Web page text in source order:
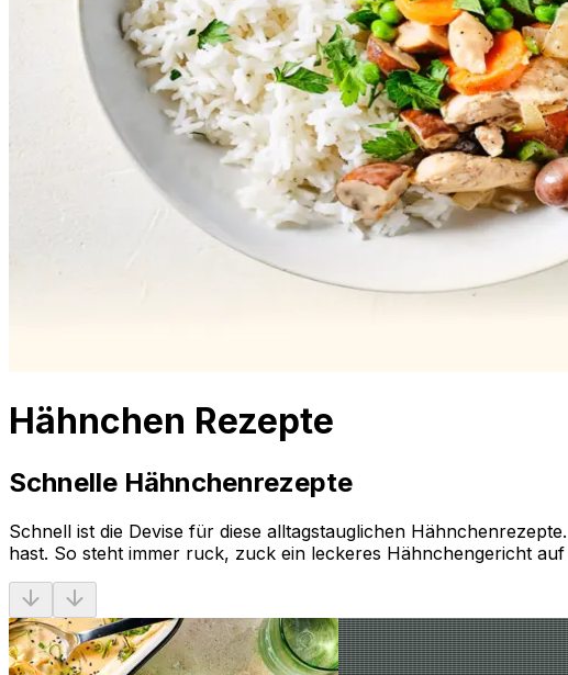
Hähnchen Rezepte
Schnelle Hähnchenrezepte
Schnell ist die Devise für diese alltagstauglichen
hast. So steht immer ruck, zuck ein leckeres Hähnchengericht